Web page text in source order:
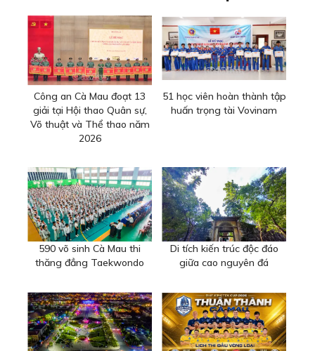
Công an Cà Mau đoạt 13
giải tại Hội thao Quân sự,
Võ thuật và Thể thao năm
2026
51 học viên hoàn thành tập
huấn trọng tài Vovinam
590 võ sinh Cà Mau thi
thăng đẳng Taekwondo
Di tích kiến trúc độc đáo
giữa cao nguyên đá